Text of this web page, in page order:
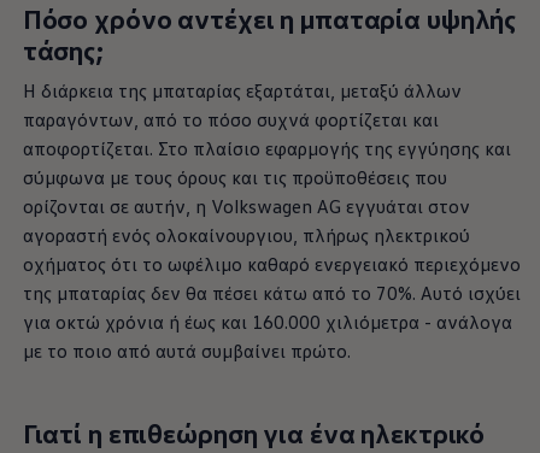
Πόσο χρόνο αντέχει η μπαταρία υψηλής
τάσης;
Η διάρκεια της μπαταρίας εξαρτάται, μεταξύ άλλων
παραγόντων, από το πόσο συχνά φορτίζεται και
αποφορτίζεται. Στο πλαίσιο εφαρμογής της εγγύησης και
σύμφωνα με τους όρους και τις προϋποθέσεις που
ορίζονται σε αυτήν, η Volkswagen AG εγγυάται στον
αγοραστή ενός ολοκαίνουργιου, πλήρως ηλεκτρικού
οχήματος ότι το ωφέλιμο καθαρό ενεργειακό περιεχόμενο
της μπαταρίας δεν θα πέσει κάτω από το 70%. Αυτό ισχύει
για οκτώ χρόνια ή έως και 160.000 χιλιόμετρα - ανάλογα
με το ποιο από αυτά συμβαίνει πρώτο.
Γιατί η επιθεώρηση για ένα ηλεκτρικό